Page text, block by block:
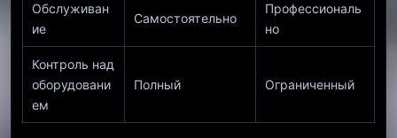
Обслуживан
ие
Самостоятельно
Профессиональ
но
Контроль над
оборудовани
ем
Полный Ограниченный